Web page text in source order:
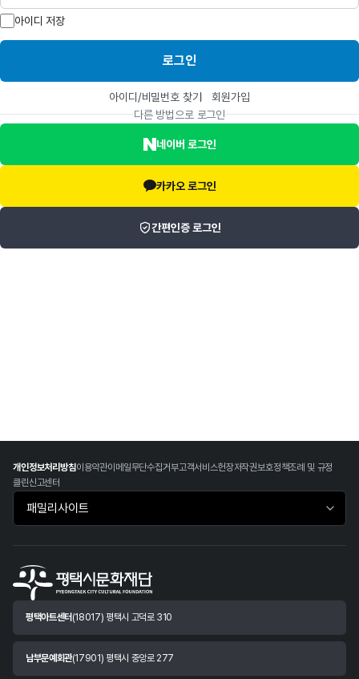
아이디 저장
로그인
아이디/비밀번호 찾기
회원가입
다른 방법으로 로그인
네이버 로그인
카카오 로그인
간편인증 로그인
개인정보처리방침이용약관이메일무단수집거부고객서비스헌장저작권보호정책조례 및 규정
클린신고센터
패밀리사이트 바로가기
평택아트센터 (18017) 평택시 고덕로 310
남부문예회관(17901) 평택시 중앙로 277